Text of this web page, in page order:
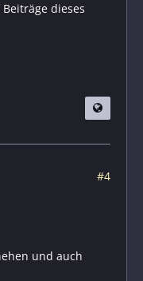
dieses
#4
und auch